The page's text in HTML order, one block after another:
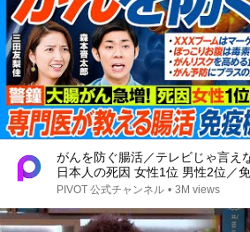
がんを防ぐ腸活／テレビじゃ言え
日本人の死因 女性1位 男性2位／
に／専門医が教える／がんリスク
識】
PIVOT 公式チャンネル • 3M views